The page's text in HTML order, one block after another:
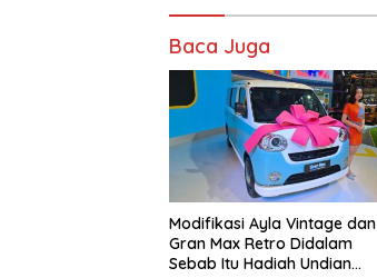
Baca Juga
Modifikasi Ayla Vintage dan
Gran Max Retro Didalam
Sebab Itu Hadiah Undian